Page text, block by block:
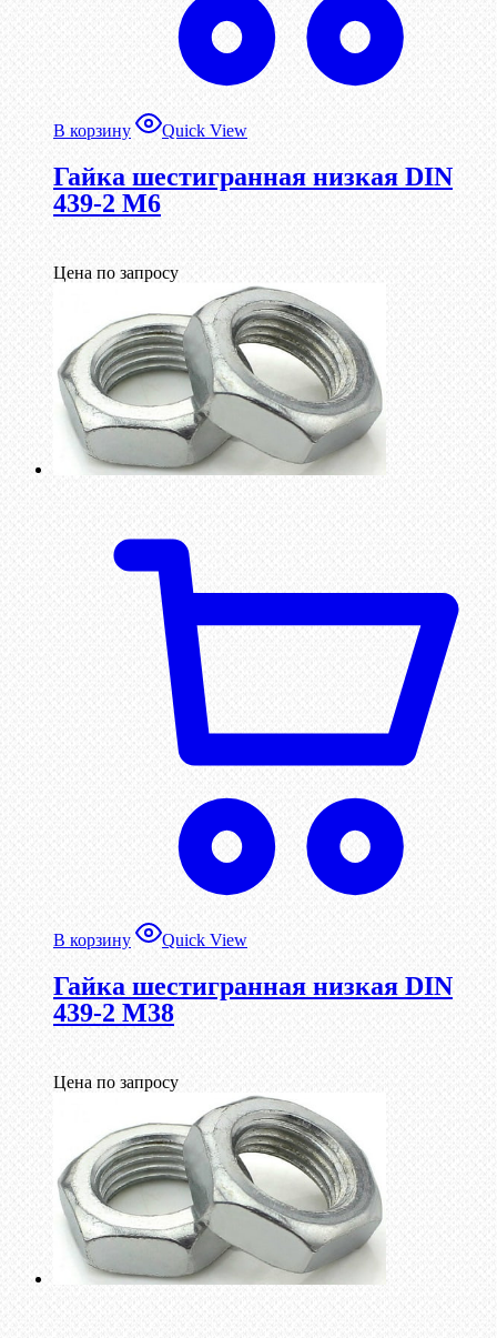
В корзину Quick View
Гайка шестигранная низкая DIN
439-2 М6
Цена по запросу
В корзину Quick View
Гайка шестигранная низкая DIN
439-2 М38
Цена по запросу